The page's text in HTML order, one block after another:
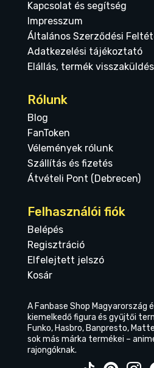
Kapcsolat és segítség
Impresszum
Általános Szerződési
Adatkezelési tájékoztató
Elállás, termék visszaküldés
Rólunk
Blog
FanToken
Vélemények rólunk
Szállítás és fizetés
Átvételi Pont (Debrecen)
Felhasználói fiók
Belépés
Regisztráció
Elfelejtett jelszó
Kosár
A Fanbase Shop Magyarország
kiemelkedő figura és gyűjtői
Funko, Hasbro, Banpresto,
sok más márka termékei –
rajongóknak.